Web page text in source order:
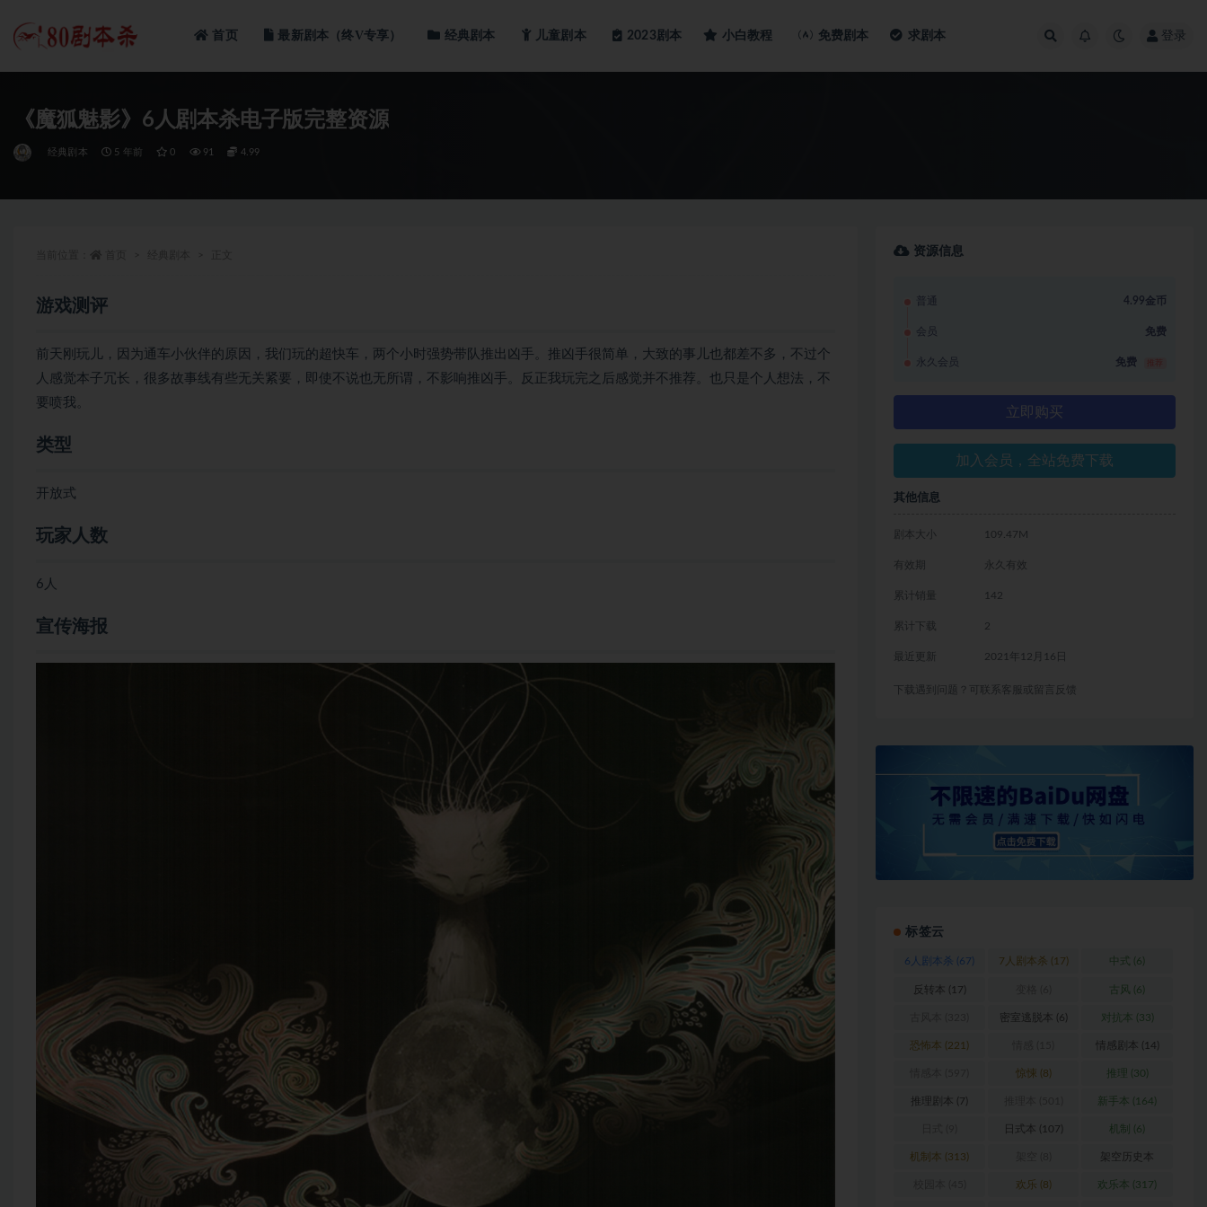
首页 最新剧本（终V专享） 经典剧本 儿童剧本 2023剧本 小白教程 免费剧本 求剧本 登录
《魔狐魅影》6人剧本杀电子版完整资源
经典剧本 5 年前 0 91 4.99
游戏测评
前天刚玩儿，因为通车小伙伴的原因，我们玩的超快车，两个小时强势带队推出凶手。推凶手很简单，大致的事儿也都差不多，不过个
人感觉本子冗长，很多故事线有些无关紧要，即使不说也无所谓，不影响推凶手。反正我玩完之后感觉并不推荐。也只是个人想法，不
要喷我。
类型
开放式
玩家人数
6人
宣传海报
资源信息
普通 4.99金币
会员 免费
永久会员 免费
立即购买
加入会员，全站免费下载
其他信息
剧本大小 109.47M
有效期 永久有效
累计销量 142
累计下载 2
最近更新 2021年12月16日
下载遇到问题？可联系客服或留言反馈
标签云
6人剧本杀 (67) 7人剧本杀 (17) 中式 (6)
反转本 (17) 古风 (6)
密室逃脱本 (6) 对抗本 (33)
恐怖本 (221) 情感剧本 (14)
惊悚 (8) 推理 (30)
推理剧本 (7) 新手本 (164)
日式本 (107) 机制 (6)
机制本 (313) 架空历史本
(102)
欢乐 (8) 欢乐本 (317)